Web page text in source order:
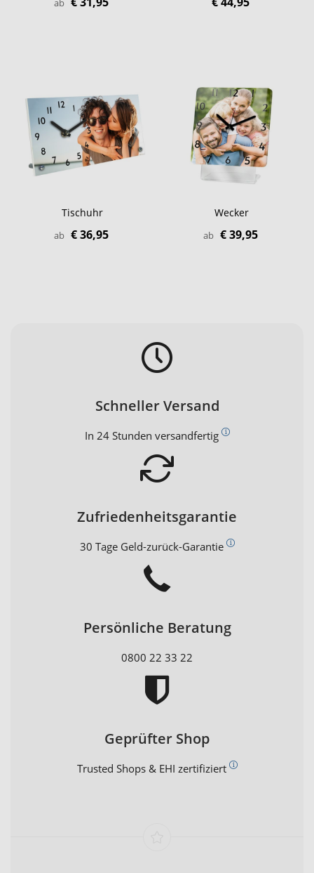
ab
Tischuhr
ab € 36,95
Wecker
ab € 39,95
Schneller Versand
In 24 Stunden versandfertig
Zufriedenheitsgarantie
30 Tage Geld-zurück-Garantie
Persönliche Beratung
0800 22 33 22
Geprüfter Shop
Trusted Shops & EHI zertifiziert